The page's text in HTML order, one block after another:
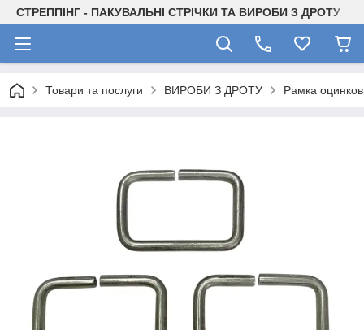
СТРЕППІНГ - ПАКУВАЛЬНІ СТРІЧКИ ТА ВИРОБИ З ДРОТУ
Товари та послуги ВИРОБИ З ДРОТУ Рамка